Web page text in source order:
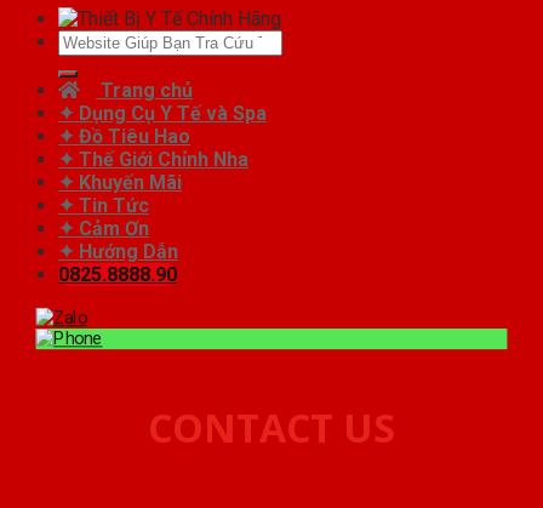
Tìm
kiếm:
Trang chủ
✦ Dụng Cụ Y Tế và Spa
✦ Đồ Tiêu Hao
✦ Thế Giới Chỉnh Nha
✦ Khuyến Mãi
✦ Tin Tức
✦ Cảm Ơn
✦ Hướng Dẫn
0825.8888.90
CONTACT US